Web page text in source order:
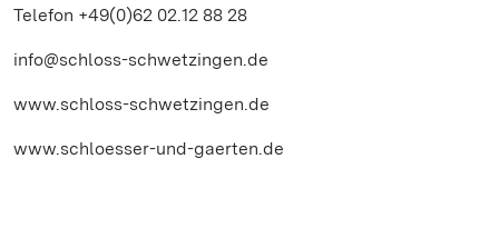
Telefon +49(0)62 02.12 88 28
info@schloss-schwetzingen.de
www.schloss-schwetzingen.de
www.schloesser-und-gaerten.de